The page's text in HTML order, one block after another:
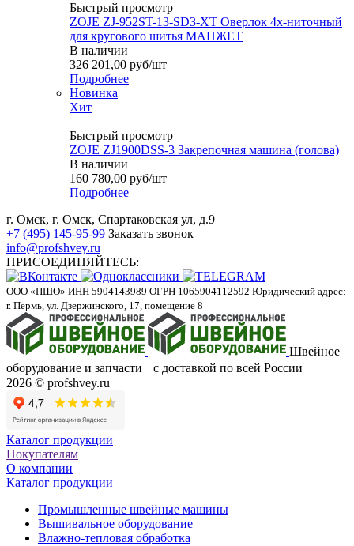
Быстрый просмотр
ZOJE ZJ-952ST-13-SD3-XT Оверлок 4х-ниточный
для кругового шитья МАНЖЕТ
В наличии
326 201,00 руб/шт
Подробнее
Новинка
Хит
Быстрый просмотр
ZOJE ZJ1900DSS-3 Закрепочная машина (голова)
В наличии
160 780,00 руб/шт
Подробнее
г. Омск, г. Омск, Спартаковская ул, д.9
+7 (495) 145-95-99 Заказать звонок
info@profshvey.ru
ПРИСОЕДИНЯЙТЕСЬ:
ООО «ПШО» ИНН 5904143989 ОГРН 1065904112592 Юридический адрес:
г. Пермь, ул. Дзержинского, 17, помещение 8
Швейное
оборудование и запчасти с доставкой по всей России
2026 © profshvey.ru
Каталог продукции
Покупателям
О компании
Каталог продукции
Промышленные швейные машины
Вышивальное оборудование
Влажно-тепловая обработка